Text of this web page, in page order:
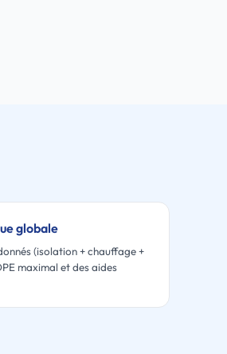
globale
(isolation + chauffage +
maximal et des aides